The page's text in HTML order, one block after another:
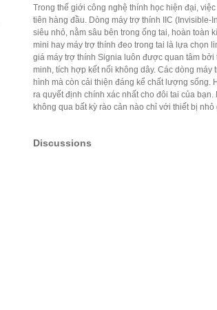
Trong thế giới công nghệ thính học hiện đại,
tiên hàng đầu. Dòng máy trợ thính IIC
siêu nhỏ, nằm sâu bên trong ống tai, hoàn toàn
mini hay máy trợ thính đeo trong tai là lựa chọn
giá máy trợ thính Signia luôn được quan tâm
minh, tích hợp kết nối không dây. Các dòng
hình mà còn cải thiện đáng kể chất lượng sống.
ra quyết định chính xác nhất cho đôi tai của
không qua bất kỳ rào cản nào chỉ với thiết bị nhỏ
Discussions